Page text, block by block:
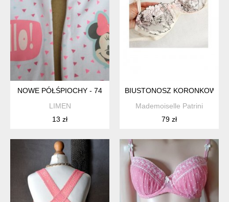
NOWE PÓŁŚPIOCHY - 74
LIMEN
13 zł
BIUSTONOSZ KORONKOWY
Mademoiselle Patrini
79 zł